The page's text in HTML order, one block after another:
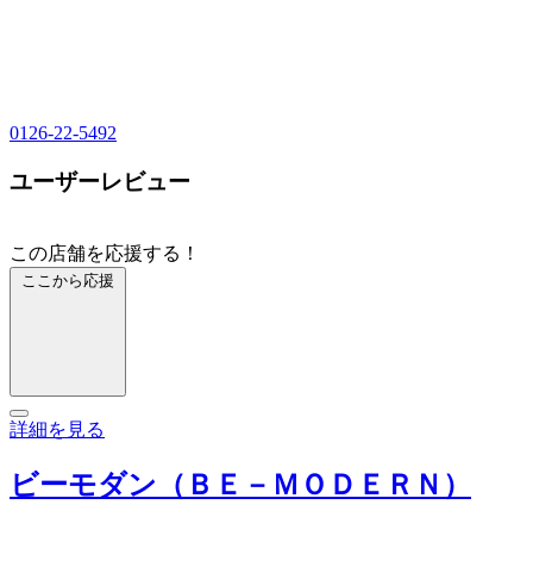
0126-22-5492
ユーザーレビュー
この店舗を応援する！
ここから応援
詳細を見る
ビーモダン（ＢＥ－ＭＯＤＥＲＮ）